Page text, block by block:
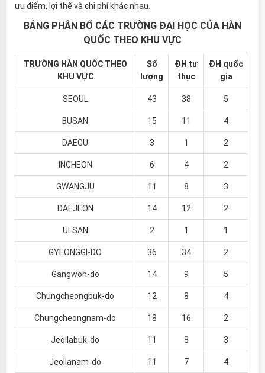
ưu điểm, lợi thế và chi phí khác nhau.
BẢNG PHÂN BỐ CÁC TRƯỜNG ĐẠI HỌC CỦA HÀN
QUỐC THEO KHU VỰC
TRƯỜNG HÀN QUỐC THEO
KHU VỰC
Số
lượng
ĐH tư
thục
ĐH quốc
gia
SEOUL 43 38 5
BUSAN 15 11 4
DAEGU 3 1 2
INCHEON 6 4 2
GWANGJU 11 8 3
DAEJEON 14 12 2
ULSAN 2 1 1
GYEONGGI-DO 36 34 2
Gangwon-do 14 9 5
Chungcheongbuk-do 12 8 4
Chungcheongnam-do 18 16 2
Jeollabuk-do 11 8 3
Jeollanam-do 11 7 4